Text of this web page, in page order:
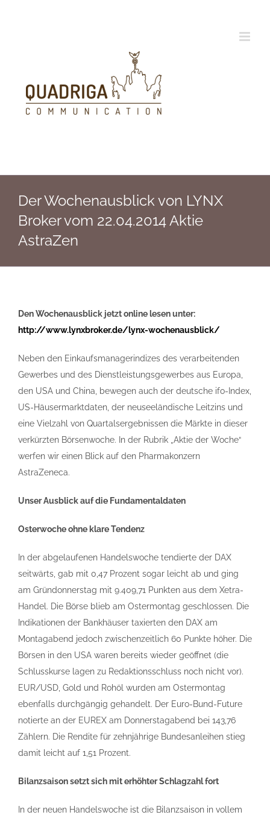
Der Wochenausblick von LYNX
Broker vom 22.04.2014 Aktie
AstraZen
Den Wochenausblick jetzt online lesen unter:
http://www.lynxbroker.de/lynx-wochenausblick/
Neben den Einkaufsmanagerindizes des verarbeitenden
Gewerbes und des Dienstleistungsgewerbes aus Europa,
den USA und China, bewegen auch der deutsche ifo-Index,
US-Häusermarktdaten, der neuseeländische Leitzins und
eine Vielzahl von Quartalsergebnissen die Märkte in dieser
verkürzten Börsenwoche. In der Rubrik „Aktie der Woche“
werfen wir einen Blick auf den Pharmakonzern
AstraZeneca.
Unser Ausblick auf die Fundamentaldaten
Osterwoche ohne klare Tendenz
In der abgelaufenen Handelswoche tendierte der DAX
seitwärts, gab mit 0,47 Prozent sogar leicht ab und ging
am Gründonnerstag mit 9.409,71 Punkten aus dem Xetra-
Handel. Die Börse blieb am Ostermontag geschlossen. Die
Indikationen der Bankhäuser taxierten den DAX am
Montagabend jedoch zwischenzeitlich 60 Punkte höher. Die
Börsen in den USA waren bereits wieder geöffnet (die
Schlusskurse lagen zu Redaktionsschluss noch nicht vor).
EUR/USD, Gold und Rohöl wurden am Ostermontag
ebenfalls durchgängig gehandelt. Der Euro-Bund-Future
notierte an der EUREX am Donnerstagabend bei 143,76
Zählern. Die Rendite für zehnjährige Bundesanleihen stieg
damit leicht auf 1,51 Prozent.
Bilanzsaison setzt sich mit erhöhter Schlagzahl fort
In der neuen Handelswoche ist die Bilanzsaison in vollem